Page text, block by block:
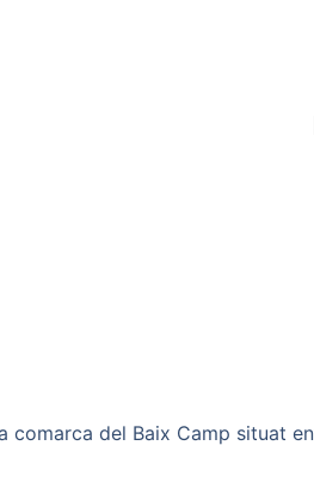
comarca del Baix Camp situat